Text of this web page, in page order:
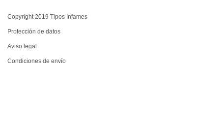
Copyright 2019 Tipos Infames
Protección de datos
Aviso legal
Condiciones de envío